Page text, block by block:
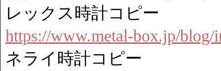
レックス時計コピー
https://www.metal-box.jp/blog/
ネライ時計コピー